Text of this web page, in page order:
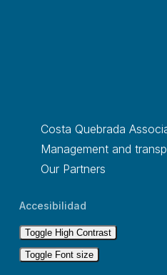
Costa Quebrada
Management and
Our Partners
Accesibilidad
Toggle High Contrast
Toggle Font size